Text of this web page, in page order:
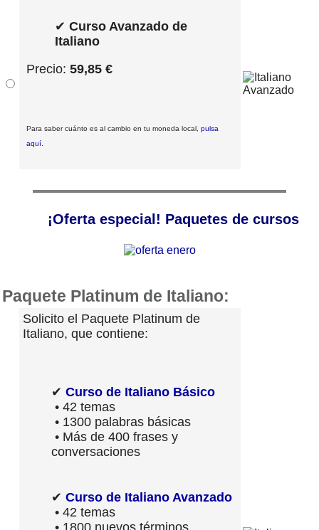
✔ Curso Avanzado de
Italiano
Precio: 59,85 €
Para saber cuánto es al cambio en tu moneda local, pulsa
aquí.
¡Oferta especial! Paquetes de cursos
Paquete Platinum de Italiano:
Solicito el Paquete Platinum de
Italiano, que contiene:
✔ Curso de Italiano Básico
• 42 temas
• 1300 palabras básicas
• Más de 400 frases y
conversaciones
✔ Curso de Italiano Avanzado
• 42 temas